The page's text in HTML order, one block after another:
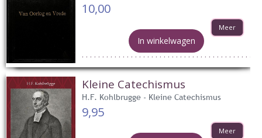
10,00
Meer
In winkelwagen
Kleine Catechismus
H.F. Kohlbrugge - Kleine Catechismus
9,95
Meer